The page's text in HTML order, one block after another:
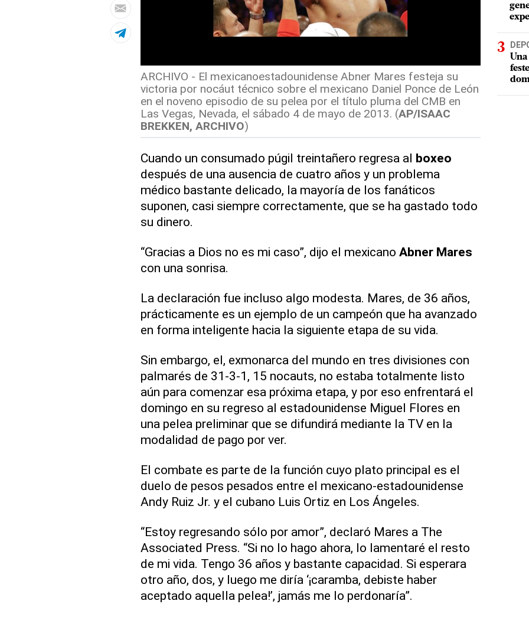
ARCHIVO - El mexicanoestadounidense Abner Mares festeja su
victoria por nocáut técnico sobre el mexicano Daniel Ponce de León
en el noveno episodio de su pelea por el título pluma del CMB en
Las Vegas, Nevada, el sábado 4 de mayo de 2013. (AP/ISAAC
BREKKEN, ARCHIVO)
Cuando un consumado púgil treintañero regresa al boxeo
después de una ausencia de cuatro años y un problema
médico bastante delicado, la mayoría de los fanáticos
suponen, casi siempre correctamente, que se ha gastado todo
su dinero.
“Gracias a Dios no es mi caso”, dijo el mexicano Abner Mares
con una sonrisa.
La declaración fue incluso algo modesta. Mares, de 36 años,
prácticamente es un ejemplo de un campeón que ha avanzado
en forma inteligente hacia la siguiente etapa de su vida.
Sin embargo, el, exmonarca del mundo en tres divisiones con
palmarés de 31-3-1, 15 nocauts, no estaba totalmente listo
aún para comenzar esa próxima etapa, y por eso enfrentará el
domingo en su regreso al estadounidense Miguel Flores en
una pelea preliminar que se difundirá mediante la TV en la
modalidad de pago por ver.
El combate es parte de la función cuyo plato principal es el
duelo de pesos pesados entre el mexicano-estadounidense
Andy Ruiz Jr. y el cubano Luis Ortiz en Los Ángeles.
“Estoy regresando sólo por amor”, declaró Mares a The
Associated Press. “Si no lo hago ahora, lo lamentaré el resto
de mi vida. Tengo 36 años y bastante capacidad. Si esperara
otro año, dos, y luego me diría ‘¡caramba, debiste haber
aceptado aquella pelea!’, jamás me lo perdonaría”.